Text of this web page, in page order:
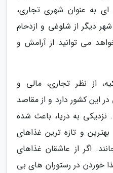
ای به عنوان شهری تجاری،
دیگر از شلوغی و ازدحام
می توانید از آرامش و
از نظر تجاری، مالی و
این کشور دارد و از مقاصد
به دریا، باعث شده
بهترین و تازه ترین غذاهای
اگر از عاشقان غذاهای
خوردن در رستوران های بی